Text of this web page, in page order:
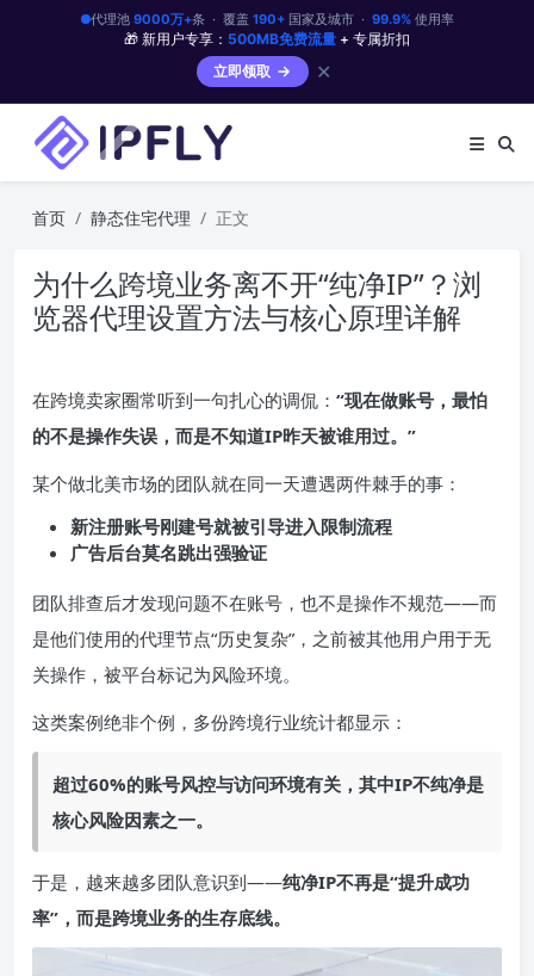
代理池 9000万+条 · 覆盖 190+国家及城市 · 99.9%使用率
🎁 新用户专享： 500MB免费流量 + 专属折扣
立即领取
✕
首页 静态住宅代理 正文
为什么跨境业务离不开“纯净IP”？浏
览器代理设置方法与核心原理详解
在跨境卖家圈常听到一句扎心的调侃： “现在做账号，最怕
的不是操作失误，而是不知道IP昨天被谁用过。”
某个做北美市场的团队就在同一天遭遇两件棘手的事：
新注册账号刚建号就被引导进入限制流程
广告后台莫名跳出强验证
团队排查后才发现问题不在账号，也不是操作不规范——而
是他们使用的代理节点“历史复杂”，之前被其他用户用于无
关操作，被平台标记为风险环境。
这类案例绝非个例，多份跨境行业统计都显示：
超过60%的账号风控与访问环境有关，其中IP不纯净是
核心风险因素之一。
于是，越来越多团队意识到——纯净IP不再是“提升成功
率”，而是跨境业务的生存底线。